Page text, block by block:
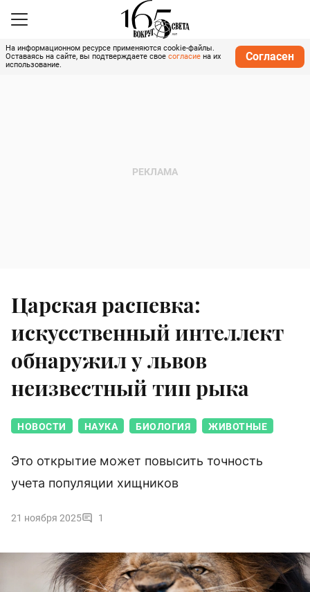
На информационном ресурсе применяются cookie-файлы.
Оставаясь на сайте, вы подтверждаете свое согласие на их
использование.
Согласен
Царская распевка:
искусственный интеллект
обнаружил у львов
неизвестный тип рыка
НОВОСТИ НАУКА БИОЛОГИЯ ЖИВОТНЫЕ
Это открытие может повысить точность
учета популяции хищников
21 ноября 2025 1